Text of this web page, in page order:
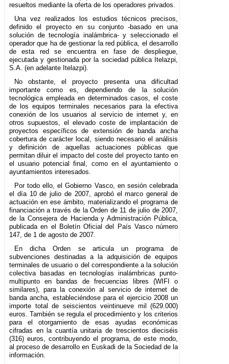
resueltos mediante la oferta de los operadores privados.
Una vez realizados los estudios técnicos precisos,
definido el proyecto en su conjunto -basado en una
solución de tecnología inalámbrica- y seleccionado el
operador que ha de gestionar la red pública, el desarrollo
de esta red se encuentra en fase de despliegue,
ejecutada y gestionada por la sociedad pública Itelazpi,
S.A. (en adelante Itelazpi).
No obstante, el proyecto presenta una dificultad
importante como es, dependiendo de la solución
tecnológica empleada en determinados casos, el coste
de los equipos terminales necesarios para la efectiva
conexión de los usuarios al servicio de internet y, en
otros supuestos, el elevado coste de implantación de
proyectos específicos de extensión de banda ancha
cobertura de carácter local, siendo necesario el análisis
y definición de aquellas actuaciones públicas que
permitan diluir el impacto del coste del proyecto tanto en
el usuario potencial final, como en el ayuntamiento o
ayuntamientos interesados.
Por todo ello, el Gobierno Vasco, en sesión celebrada
el día 10 de julio de 2007, aprobó el marco general de
actuación en ese ámbito, materializando el programa de
financiación a través de la Orden de 11 de julio de 2007,
de la Consejera de Hacienda y Administración Pública,
publicada en el Boletín Oficial del País Vasco número
147, de 1 de agosto de 2007.
En dicha Orden se articula un programa de
subvenciones destinadas a la adquisición de equipos
terminales de usuario o del correspondiente a la solución
colectiva basadas en tecnologías inalámbricas punto-
multipunto en bandas de frecuencias libres (WIFI o
similares), para la conexión al servicio de internet de
banda ancha, estableciéndose para el ejercicio 2008 un
importe total de seiscientos veintinueve mil (629.000)
euros. También se regula el procedimiento y los criterios
para el otorgamiento de esas ayudas económicas
cifradas en la cuantía unitaria de trescientos dieciséis
(316) euros, contribuyendo el programa, de este modo,
al proceso de desarrollo en Euskadi de la Sociedad de la
información.